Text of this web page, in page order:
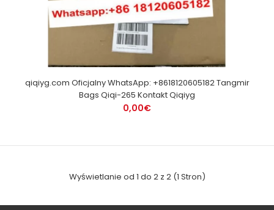
qiqiyg.com Oficjalny WhatsApp: +8618120605182 Tangmir
Bags Qiqi-265 Kontakt Qiqiyg
0,00€
Wyświetlanie od 1 do 2 z 2 (1 Stron)